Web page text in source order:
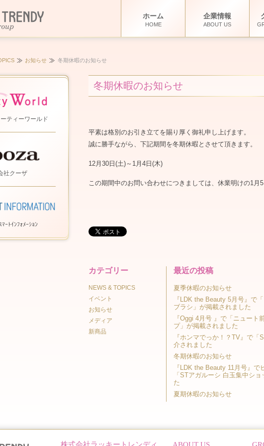
ホーム
HOME
企業情報
ABOUT US
お知らせ 冬期休暇のお知らせ
冬期休暇のお知らせ
平素は格別のお引き立てを賜り厚く御礼申し上げます。
誠に勝手ながら、下記期間を冬期休暇とさせて頂きます。
12月30日(土)～1月4日(木)
この期間中のお問い合わせにつきましては、休業明けの1月
カテゴリー
NEWS & TOPICS
イベント
お知らせ
メディア
新商品
最近の投稿
夏季休暇のお知らせ
『LDK the Beauty 5月号』で
ブラシ」が掲載されました
『Oggi 4月号 』で「ニュート
プ」が掲載されました
『ホンマでっか！？TV』で「
介されました
冬期休暇のお知らせ
『LDK the Beauty 11月号』
「STアガルーシ 白玉集中シ
た
夏期休暇のお知らせ
ティーワールド
社クーザ
ｰﾄｲﾝﾌｫﾒｰｼｮﾝ
株式会社ラッキートレンディ ABOUT US